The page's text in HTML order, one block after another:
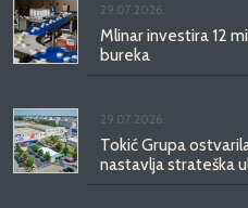
29.07.2026.
Mlinar investira 12
bureka
29.07.2026.
Tokić Grupa
nastavlja strateška